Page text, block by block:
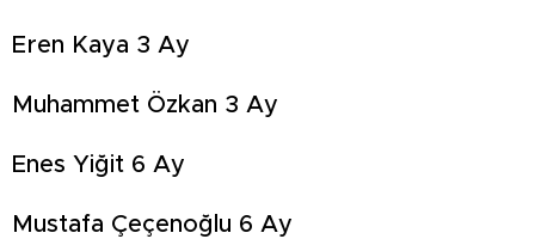
Eren Kaya 3 Ay
Muhammet Özkan 3 Ay
Enes Yiğit 6 Ay
Mustafa Çeçenoğlu 6 Ay